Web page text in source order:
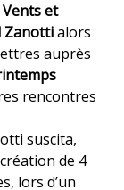
Vents et
Zanottialors
auprès
rencontres
suscita,
de 4
lors d’un